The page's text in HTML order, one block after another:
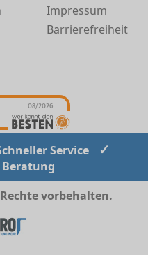
Impressum
Barrierefreiheit
08/2026
Service ✓
vorbehalten.